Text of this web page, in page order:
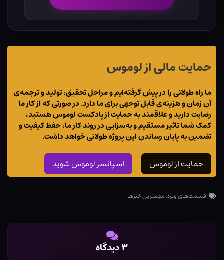
حمایت مالی از لوموس
ما راه طولانی را در پیش گرفته‌ایم و مراحل تحقیق، تولید و ترجمه‌ی
آن زمان و هزینه‌ی قابل توجهی برای ما دارد. در صورتی که از کار ما
رضایت دارید و علاقمند به حمایت از پادکست لوموس هستید،
کمک شما تاثیر مستقیم و به‌سزایی در روند کار ما، حفظ کیفیت و
تضمین به پایان رساندن این پروژه طولانی خواهد داشت.
حمایت از لوموس اسپانسر لوموس شوید
قسمت‌های ویژه,مهمترین خبرها
۳ دیدگاه